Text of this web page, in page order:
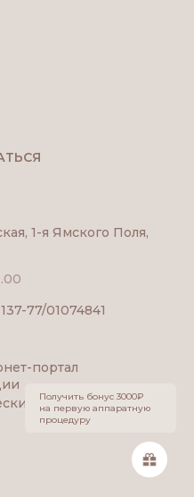
1-я Ямского Поля,
77/01074841
портал
Получить бонус 3000₽
на первую аппаратную
процедуру